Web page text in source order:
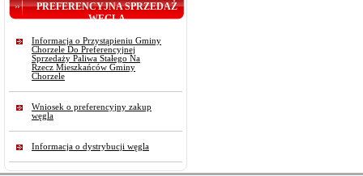
PREFERENCYJNA SPRZEDAŻ
WĘGLA
Informacja o Przystąpieniu Gminy
Chorzele Do Preferencyjnej
Sprzedaży Paliwa Stałego Na
Rzecz Mieszkańców Gminy
Chorzele
Wniosek o preferencyjny zakup
węgla
Informacja o dystrybucji węgla